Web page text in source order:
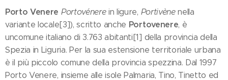
Porto Venere Portovénerein ligure, Portivènenella
variante locale[3]), scritto anche Portovenere, è
uncomune italiano di 3.763 abitanti[1] della provincia della
Spezia in Liguria. Per la sua estensione territoriale urbana
è il più piccolo comune della provincia spezzina. Dal 1997
Porto Venere, insieme alle isole Palmaria, Tino, Tinetto ed